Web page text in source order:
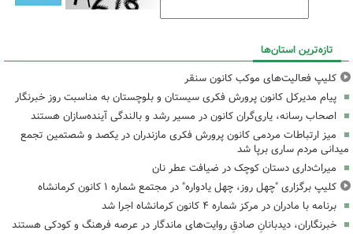
تازه‌ترین استان‌ها
کلیپ فعالیت‌های موکب کانون سنقر
پیام مدیرکل کانون پرورش فکری سیستان و بلوچستان به مناسبت روز خبرنگار
اصحاب رسانه، یاری‌گران کانون در مسیر رشد و بالندگی آینده‌سازان هستند
میز ارتباطات مردمی کانون پرورش فکری مازندران در یکصد و شصتمین تجمع
میدانی مردم ساری برپا شد
میراث‌داری دستان کوچک در ضیافت عطر نان
کلیپ برگزاری "چهل روز، چهل یادواره" در مجتمع شماره ۱ کانون کرمانشاه
برنامه با مادران در مرکز شماره ۴ کانون کرمانشاه اجرا شد
خبرنگاران، دیدبانانِ صادقِ روایت‌های ماندگار در عرصه فرهنگ و کودکی هستند